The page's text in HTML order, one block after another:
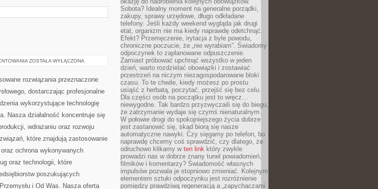
ENERGETYKA
ZOSTAŁA WYŁĄCZONA
rozwiązania przeznaczone
dostarczając profesjonalne
wykorzystujące technologię
Nasza działalność koncentruje się
wdrażaniu oraz rozwoju
które znajdują zastosowanie
ochrona wykonywanych
oraz technologii, które
poszukujących
i Od Was. Nasza oferta
Sobota? Idealny moment na generalne porządki,
zakupy, sprawy urzędowe, długo odkładane
telefony. Jeśli każdy weekend wygląda jak drugi
etat, organizm nie ma kiedy naprawdę odetchnąć.
Efekt? Przemęczenie, irytacja z byle powodu,
chroniczne poczucie, że „nie wyrabiam”. Świadomy
odpoczynek to zaplanowane odpuszczenie.
Zamiast próbować upchnąć wszystko w jeden
dzień, warto rozdzielać obowiązki i zostawiać
przestrzeń na niczym niezagospodarowane bloki
czasu. To te chwile, kiedy możesz po prostu
usiąść z herbatą, poczytać, przejść się bez celu.
Dla części osób na początku jest to wręcz…
niewygodne. Tak bardzo przyzwyczaili się do biegu,
że zatrzymanie wydaje się czymś nienaturalnym.
W połowie drogi do spokojniejszego życia dobrze
jest zastanowić się, skąd biorą się nasze
automatyczne nawyki. Czy sięgamy po telefon, bo
naprawdę chcemy coś sprawdzić, czy dlatego, że
odruchowo klikamy w ten link który zwykle
prowadzi nas w dobrze znany tunel powiadomień,
filmików i komentarzy? Świadomość własnych
impulsów pozwala je stopniowo zmieniać. Kolejnym
elementem sztuki odpoczynku jest rozróżnienie
pomiędzy prawdziwą regeneracją a „zapychaczami